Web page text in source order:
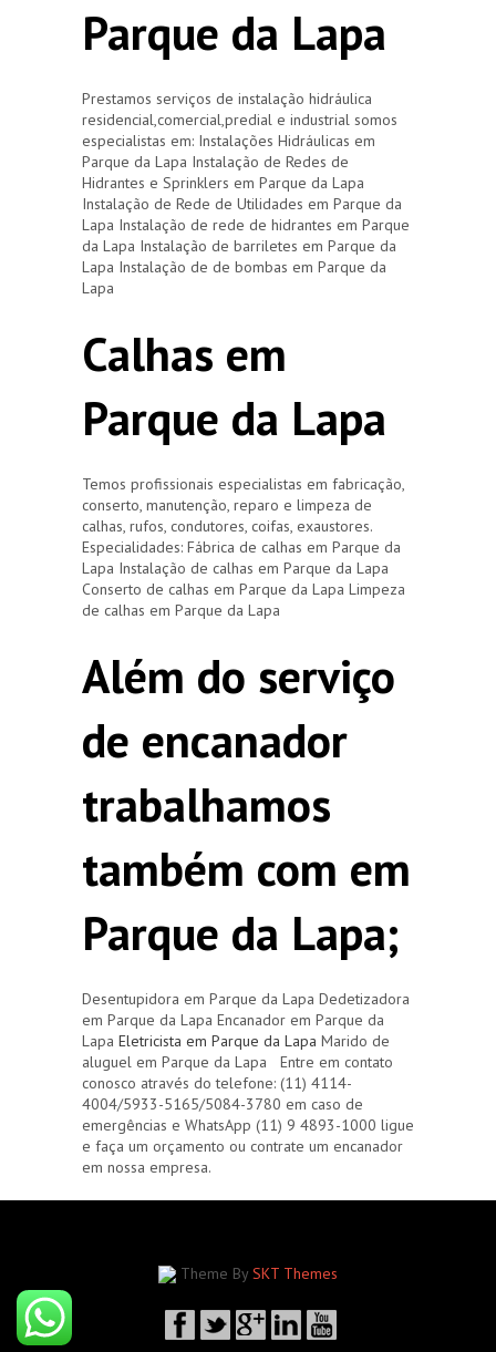
Parque da Lapa
Prestamos serviços de instalação hidráulica
residencial,comercial,predial e industrial somos
especialistas em: Instalações Hidráulicas em
Parque da Lapa Instalação de Redes de
Hidrantes e Sprinklers em Parque da Lapa
Instalação de Rede de Utilidades em Parque da
Lapa Instalação de rede de hidrantes em Parque
da Lapa Instalação de barriletes em Parque da
Lapa Instalação de de bombas em Parque da
Lapa
Calhas em
Parque da Lapa
Temos profissionais especialistas em fabricação,
conserto, manutenção, reparo e limpeza de
calhas, rufos, condutores, coifas, exaustores.
Especialidades: Fábrica de calhas em Parque da
Lapa Instalação de calhas em Parque da Lapa
Conserto de calhas em Parque da Lapa Limpeza
de calhas em Parque da Lapa
Além do serviço
de encanador
trabalhamos
também com em
Parque da Lapa;
Desentupidora em Parque da Lapa Dedetizadora
em Parque da Lapa Encanador em Parque da
Lapa Eletricista em Parque da Lapa Marido de
aluguel em Parque da Lapa Entre em contato
conosco através do telefone: (11) 4114-
4004/5933-5165/5084-3780 em caso de
emergências e WhatsApp (11) 9 4893-1000 ligue
e faça um orçamento ou contrate um encanador
em nossa empresa.
Theme By SKT Themes